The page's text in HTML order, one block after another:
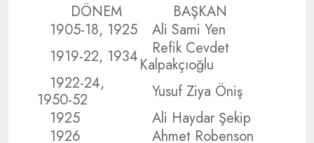
DÖNEM
BAŞKAN
1905-18, 1925
Ali Sami Yen
1919-22, 1934
Refik Cevdet
Kalpakçıoğlu
1922-24,
1950-52
Yusuf Ziya Öniş
1925
Ali Haydar Şekip
1926
Ahmet Robenson